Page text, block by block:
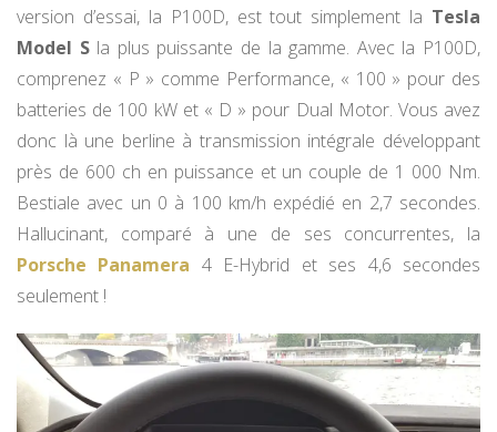
version d’essai, la P100D, est tout simplement la Tesla
Model Sla plus puissante de la gamme. Avec la P100D,
comprenez « P » comme Performance, « 100 » pour des
batteries de 100 kW et « D » pour Dual Motor. Vous avez
donc là une berline à transmission intégrale développant
près de 600 ch en puissance et un couple de 1 000 Nm.
Bestiale avec un 0 à 100 km/h expédié en 2,7 secondes.
Hallucinant, comparé à une de ses concurrentes, la
Porsche Panamera 4 E-Hybrid et ses 4,6 secondes
seulement !